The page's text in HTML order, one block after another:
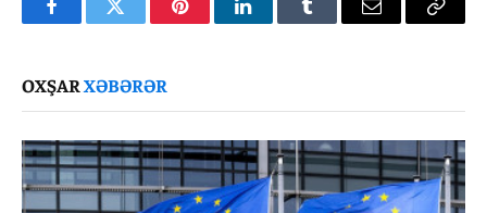
FacebookTwitter PinterestLinkedInTumblr Email
Copy
OXŞARXƏBƏRƏR